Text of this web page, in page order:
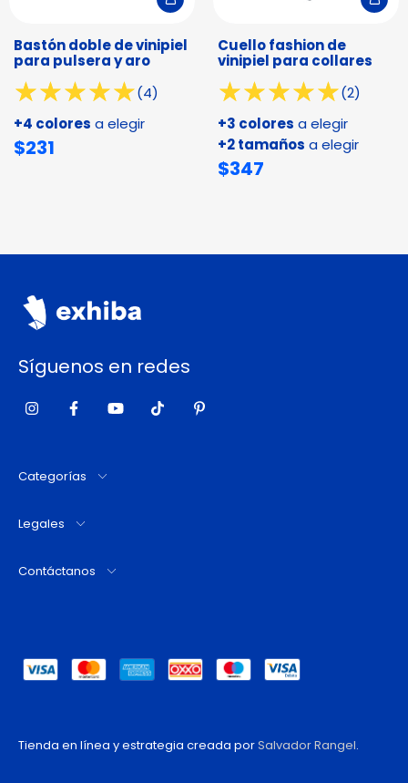
Bastón doble de vinipiel
para pulsera y aro
(4)
+4 colores a elegir
$231
Cuello fashion de
vinipiel para collares
(2)
+3 colores a elegir
+2 tamaños a elegir
$347
Síguenos en redes
Categorías
Legales
Contáctanos
Tienda en línea y estrategia creada porSalvador Rangel.